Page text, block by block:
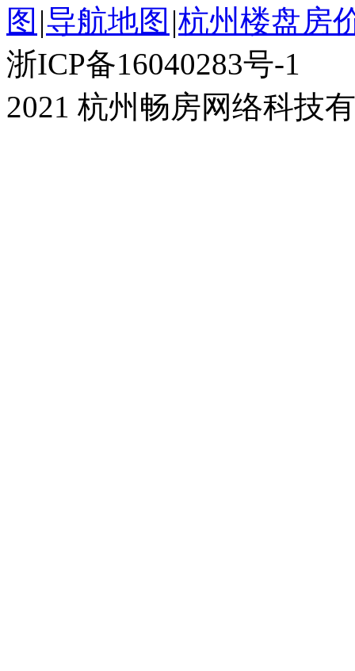
图 |导航地图 |杭州楼盘房
浙ICP备16040283号-1
2021 杭州畅房网络科技